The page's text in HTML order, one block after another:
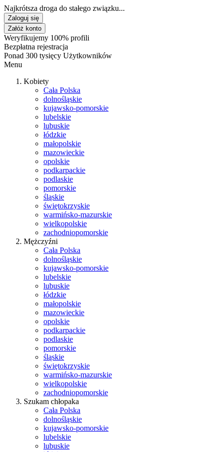
Najkrótsza droga do stałego związku...
Zaloguj się
Załóż konto
Weryfikujemy 100% profili
Bezpłatna rejestracja
Ponad 300 tysięcy Użytkowników
Menu
Kobiety
Cała Polska
dolnośląskie
kujawsko-pomorskie
lubelskie
lubuskie
łódzkie
małopolskie
mazowieckie
opolskie
podkarpackie
podlaskie
pomorskie
śląskie
świętokrzyskie
warmińsko-mazurskie
wielkopolskie
zachodniopomorskie
Mężczyźni
Cała Polska
dolnośląskie
kujawsko-pomorskie
lubelskie
lubuskie
łódzkie
małopolskie
mazowieckie
opolskie
podkarpackie
podlaskie
pomorskie
śląskie
świętokrzyskie
warmińsko-mazurskie
wielkopolskie
zachodniopomorskie
Szukam chłopaka
Cała Polska
dolnośląskie
kujawsko-pomorskie
lubelskie
lubuskie